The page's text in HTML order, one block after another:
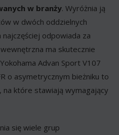
w branży. Wyróżnia ją
w dwóch oddzielnych
odpowiada za
ma skutecznie
Advan Sport V107
o asymetrycznym bieżniku to
na które stawiają wymagający
się wiele grup